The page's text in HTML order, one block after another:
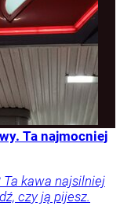
Ta najmocniej
Ta kawa najsilniej
czy ją pijesz.